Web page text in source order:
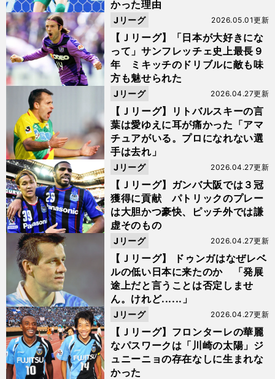
かった理由
【Ｊリーグ】「日本が大好きにな
って」サンフレッチェ史上最長９
年 ミキッチのドリブルに敵も味
方も魅せられた
2026.05.01更新
Jリーグ
【Ｊリーグ】リトバルスキーの言
葉は愛ゆえに耳が痛かった「アマ
チュアがいる。プロになれない選
手は去れ」
2026.04.27更新
Jリーグ
【Ｊリーグ】ガンバ大阪では３冠
獲得に貢献 パトリックのプレー
は大胆かつ豪快、ピッチ外では謙
虚そのもの
2026.04.27更新
Jリーグ
【Ｊリーグ】 ドゥンガはなぜレベ
ルの低い日本に来たのか 「発展
途上だと言うことは否定しませ
ん。けれど......」
2026.04.27更新
Jリーグ
【Ｊリーグ】フロンターレの華麗
なパスワークは「川崎の太陽」ジ
ュニーニョの存在なしに生まれな
かった
2026.04.27更新
Jリーグ